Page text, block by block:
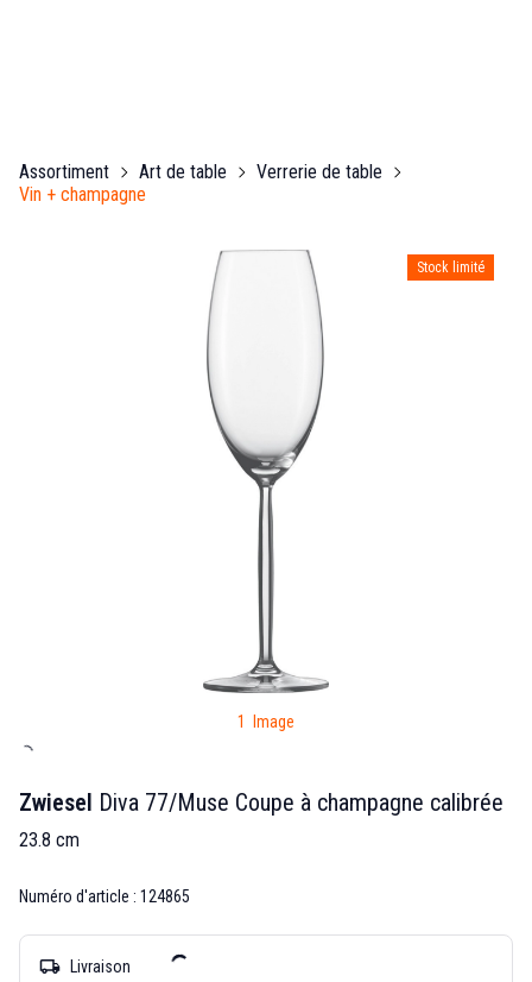
Assortiment Art de table
Verrerie de table
Vin + champagne
Stock limité
1 Image
Zwiesel Diva 77/Muse Coupe à champagne calibrée
23.8 cm
Numéro d'article : 124865
local_shipping Livraison